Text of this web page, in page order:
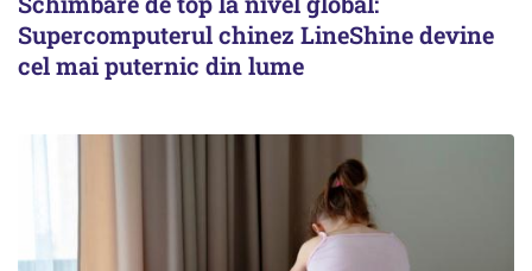
Supercomputerul chinez LineShine devine
cel mai puternic din lume